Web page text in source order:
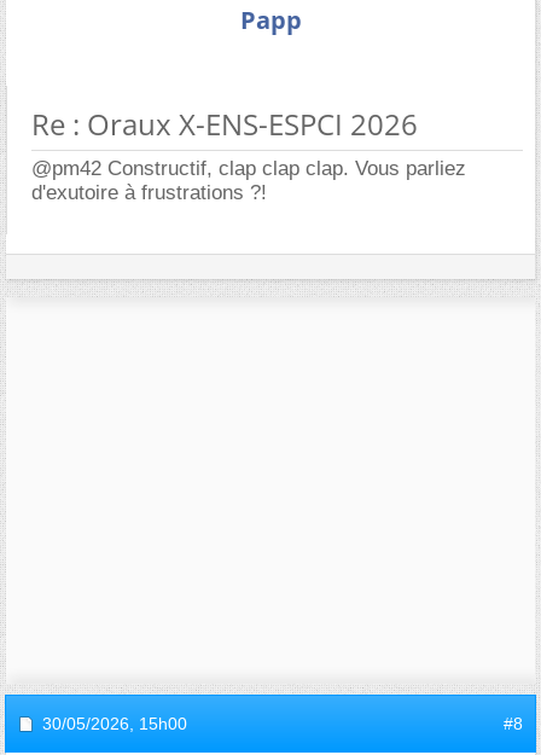
Papp
Re : Oraux X-ENS-ESPCI 2026
@pm42 Constructif, clap clap clap. Vous parliez
d'exutoire à frustrations ?!
30/05/2026, 15h00 #8